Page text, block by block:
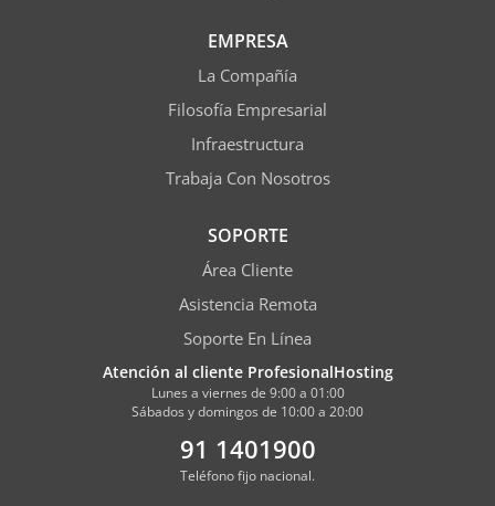
EMPRESA
La Compañía
Filosofía Empresarial
Infraestructura
Trabaja Con Nosotros
SOPORTE
Área Cliente
Asistencia Remota
Soporte En Línea
Atención al cliente ProfesionalHosting
Lunes a viernes de 9:00 a 01:00
Sábados y domingos de 10:00 a 20:00
91 1401900
Teléfono fijo nacional.